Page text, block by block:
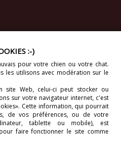
BV. Tous droits réservés.
:-)
pour votre chien ou votre chat.
les utilisons avec modération sur le
site Web, celui-cipeut stocker ou
sur votre navigateur internet, c'est
Cette information, qui pourrait
de vos préférences, ou de votre
tablette ou mobile), est
faire fonctionner le site comme